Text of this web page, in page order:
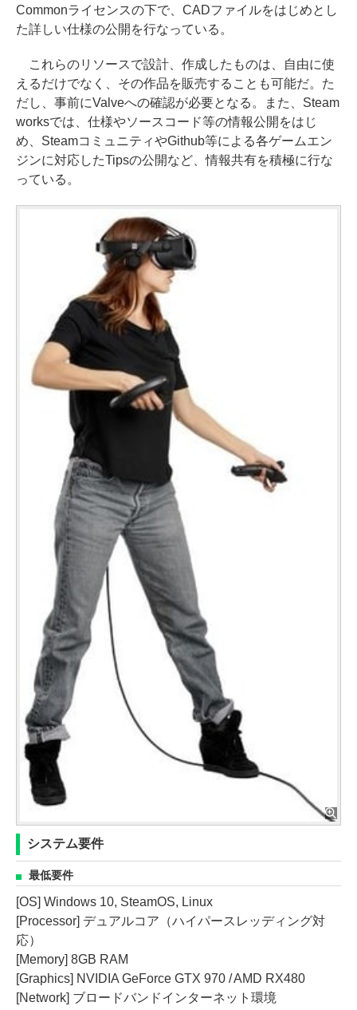
Commonライセンスの下で、CADファイルをはじめとし
た詳しい仕様の公開を行なっている。
これらのリソースで設計、作成したものは、自由に使
えるだけでなく、その作品を販売することも可能だ。た
だし、事前にValveへの確認が必要となる。また、Steam
worksでは、仕様やソースコード等の情報公開をはじ
め、SteamコミュニティやGithub等による各ゲームエン
ジンに対応したTipsの公開など、情報共有を積極に行な
っている。
システム要件
最低要件
[OS] Windows 10, SteamOS, Linux
[Processor] デュアルコア（ハイパースレッディング対
応）
[Memory] 8GB RAM
[Graphics] NVIDIA GeForce GTX 970 / AMD RX480
[Network] ブロードバンドインターネット環境